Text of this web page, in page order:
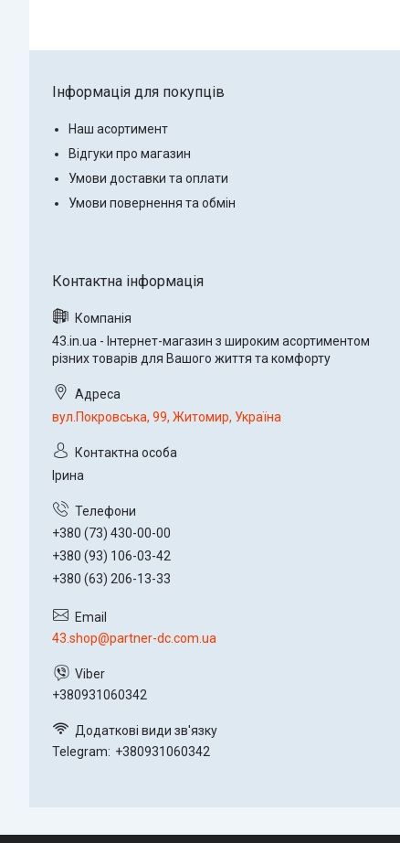
Інформація для покупців
Наш асортимент
Відгуки про магазин
Умови доставки та оплати
Умови повернення та обмін
43.in.ua - Інтернет-магазин з широким асортиментом
різних товарів для Вашого життя та комфорту
вул.Покровська, 99, Житомир, Україна
Ірина
+380 (73) 430-00-00
+380 (93) 106-03-42
+380 (63) 206-13-33
43.shop@partner-dc.com.ua
+380931060342
Telegram +380931060342